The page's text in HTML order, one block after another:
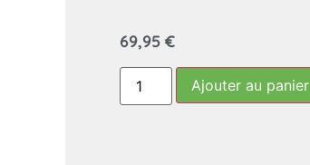
69,95 €
Ajouter au panier